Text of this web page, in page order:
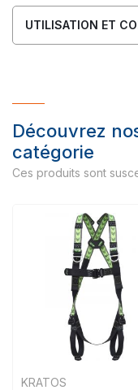
UTILISATION ET
Découvrez
catégorie
Ces produits sont
KRATOS